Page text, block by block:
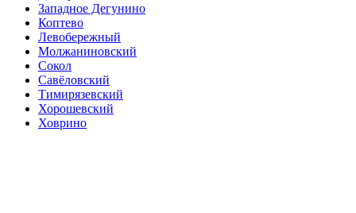
Западное Дегунино
Коптево
Левобережный
Молжаниновский
Сокол
Савёловский
Тимирязевский
Хорошевский
Ховрино